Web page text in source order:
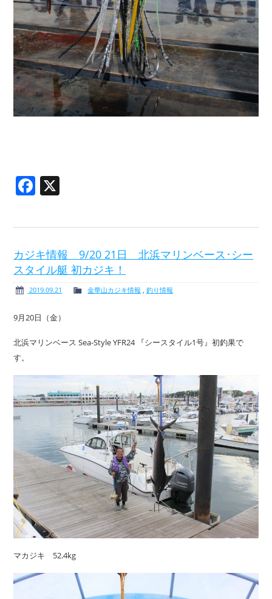
Facebook
カジキ情報 9/20 21日 北浜マリンベース･シー
スタイル艇 初カジキ！
2019.09.21 金華山カジキ情報 ,釣り情報
9月20日（金）
北浜マリンベース Sea-Style YFR24 『シースタイル1号』初釣果で
す。
マカジキ 52.4kg